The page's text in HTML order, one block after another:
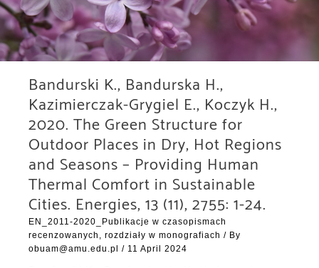
Bandurski K., Bandurska H.,
Kazimierczak-Grygiel E., Koczyk H.,
2020. The Green Structure for
Outdoor Places in Dry, Hot Regions
and Seasons – Providing Human
Thermal Comfort in Sustainable
Cities. Energies, 13 (11), 2755: 1-24.
EN_2011-2020_Publikacje w czasopismach
recenzowanych, rozdziały w monografiach / By
obuam@amu.edu.pl
/ 11 April 2024